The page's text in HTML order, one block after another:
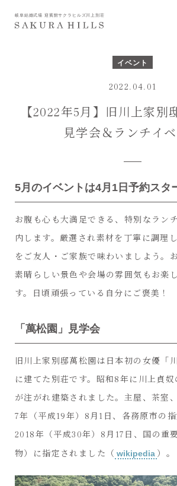
岐阜結婚式場 迎賓館サクラヒルズ川上別荘
イベント
2022.04.01
【2022年5月】旧川上家別
見学会＆ランチイ
5月のイベントは4月1日予約スタ
お腹も心も大満足できる、特別なラン
内します。厳選され素材を丁寧に調理
をご友人・ご家族で味わいましよう。
素晴らしい景色や会場の雰囲気もお楽
す。日頃頑張っている自分にご褒美！
「萬松園」見学会
旧川上家別邸萬松園は日本初の女優「
に建てた別荘です。昭和8年に川上貞
が注がれ建築されました。主屋、茶室
7年（平成19年）8月1日、各務原市の指
2018年（平成30年）8月17日、国の重
物）に指定されました（ wikipedia ）。